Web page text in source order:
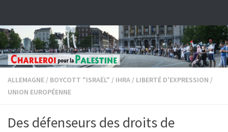
ALLEMAGNE / BOYCOTT "ISRAËL" / IHRA / LIBERTÉ D'EXPRESSION /
UNION EUROPÉENNE
Des défenseurs des droits de